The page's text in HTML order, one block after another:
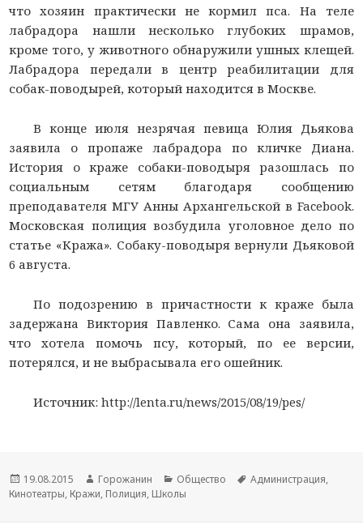
что хозяин практически не кормил пса. На теле
лабрадора нашли несколько глубоких шрамов,
кроме того, у животного обнаружили ушных клещей.
Лабрадора передали в центр реабилитации для
собак-поводырей, который находится в Москве.
В конце июля незрячая певица Юлия Дьякова
заявила о пропаже лабрадора по кличке Диана.
История о краже собаки-поводыря разошлась по
социальным сетям благодаря сообщению
преподавателя МГУ Анны Архангельской в Facebook.
Московская полиция возбудила уголовное дело по
статье «Кража». Собаку-поводыря вернули Дьяковой
6 августа.
По подозрению в причастности к краже была
задержана Виктория Павленко. Сама она заявила,
что хотела помочь псу, который, по ее версии,
потерялся, и не выбрасывала его ошейник.
Источник: http://lenta.ru/news/2015/08/19/pes/
Новость
опубликована
19.08.2015
Автор
новости
Горожанин
Раздел
новостей
Общество
Тема
Администрация,
Кинотеатры, Кражи, Полиция, Школы